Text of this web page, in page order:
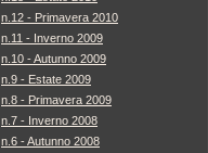
n.12 - Primavera 2010
n.11 - Inverno 2009
n.10 - Autunno 2009
n.9 - Estate 2009
n.8 - Primavera 2009
n.7 - Inverno 2008
n.6 - Autunno 2008